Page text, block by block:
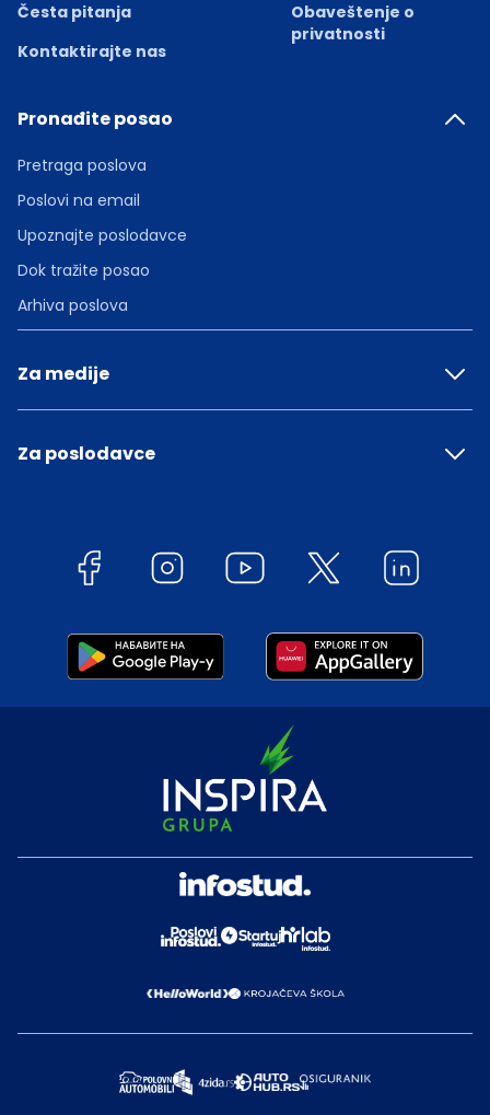
Česta pitanja
Kontaktirajte nas
Obaveštenje o
privatnosti
Pronađite posao
Pretraga poslova
Poslovi na email
Upoznajte poslodavce
Dok tražite posao
Arhiva poslova
Za medije
Za poslodavce